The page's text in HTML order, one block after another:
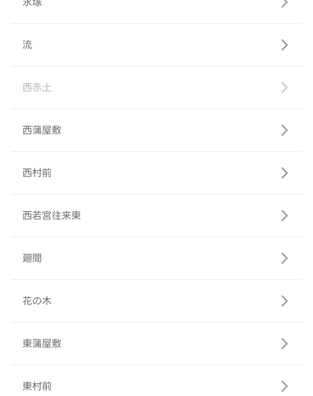
流
西赤土
西蒲屋敷
西村前
西若宮往来東
廻間
花の木
東蒲屋敷
東村前